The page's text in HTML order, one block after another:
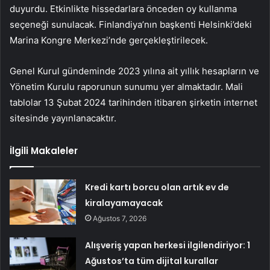
duyurdu. Etkinlikte hissedarlara önceden oy kullanma
seçeneği sunulacak. Finlandiya’nın başkenti Helsinki’deki
Marina Kongre Merkezi’nde gerçekleştirilecek.
Genel Kurul gündeminde 2023 yılına ait yıllık hesapların ve
Yönetim Kurulu raporunun sunumu yer almaktadır. Mali
tablolar 13 Şubat 2024 tarihinden itibaren şirketin internet
sitesinde yayınlanacaktır.
İlgili Makaleler
Kredi kartı borcu olan artık ev de
kiralayamayacak
Ağustos 7, 2026
Alışveriş yapan herkesi ilgilendiriyor: 1
Ağustos’ta tüm dijital kurallar